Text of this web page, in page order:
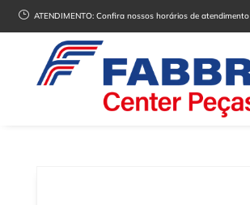
} ATENDIMENTO:Confira nossos horários de atendimento